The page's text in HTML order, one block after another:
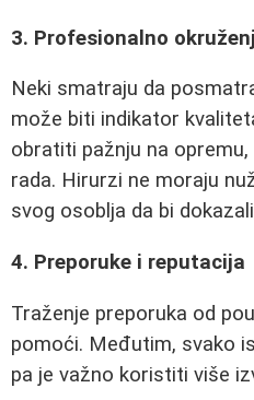
3. Profesionalno
Neki smatraju da
može biti indikator
obratiti pažnju na
rada. Hirurzi ne moraju
svog osoblja da bi
4. Preporuke i reputacija
Traženje preporuka od
pomoći. Međutim, svako
pa je važno koristiti više